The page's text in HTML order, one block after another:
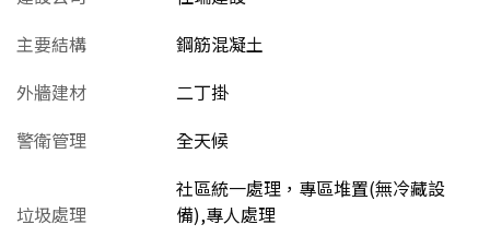
主要結構
鋼筋混凝土
外牆建材
二丁掛
警衛管理
全天候
垃圾處理
社區統一處理，專區堆置(無冷藏設
備),專人處理